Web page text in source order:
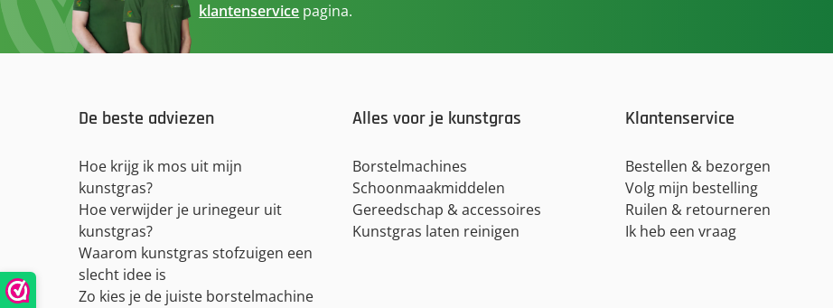
klantenservice pagina.
De beste adviezen
Hoe krijg ik mos uit mijn
kunstgras?
Hoe verwijder je urinegeur uit
kunstgras?
Waarom kunstgras stofzuigen een
slecht idee is
Zo kies je de juiste borstelmachine
Alles voor je kunstgras
Borstelmachines
Schoonmaakmiddelen
Gereedschap & accessoires
Kunstgras laten reinigen
Klantenservice
Bestellen & bezorgen
Volg mijn bestelling
Ruilen & retourneren
Ik heb een vraag